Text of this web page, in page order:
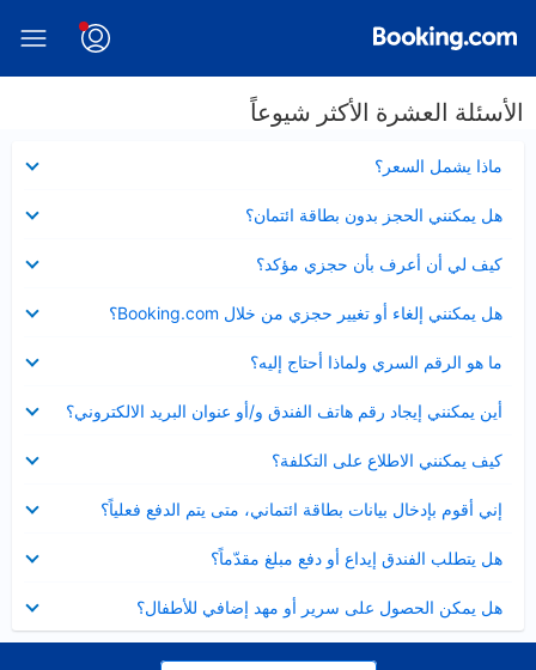
الأسئلة العشرة الأكثر شيوعاً
ماذا يشمل السعر؟
مصغر
هل يمكنني الحجز بدون بطاقة ائتمان؟
مصغر
كيف لي أن أعرف بأن حجزي مؤكد؟
مصغر
هل يمكنني إلغاء أو تغيير حجزي من خلال Booking.com؟
مصغر
ما هو الرقم السري ولماذا أحتاج إليه؟
مصغر
أين يمكنني إيجاد رقم هاتف الفندق و/أو عنوان البريد الالكتروني؟
عرض
مصغر
كيف يمكنني الاطلاع على التكلفة؟
مصغر
إني أقوم بإدخال بيانات بطاقة ائتماني، متى يتم الدفع فعلياً؟
مصغر
هل يتطلب الفندق إيداع أو دفع مبلغ مقدّماً؟
مصغر
هل يمكن الحصول على سرير أو مهد إضافي للأطفال؟
مصغر